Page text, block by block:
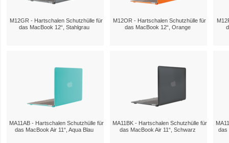
M12GR - Hartschalen Schutzhülle für
das MacBook 12“, Stahlgrau
M12OR - Hartschalen Schutzhülle für
das MacBook 12“, Orange
MA11AB - Hartschalen Schutzhülle für
das MacBook Air 11“, Aqua Blau
MA11BK - Hartschalen Schutzhülle für
das MacBook Air 11“, Schwarz
das